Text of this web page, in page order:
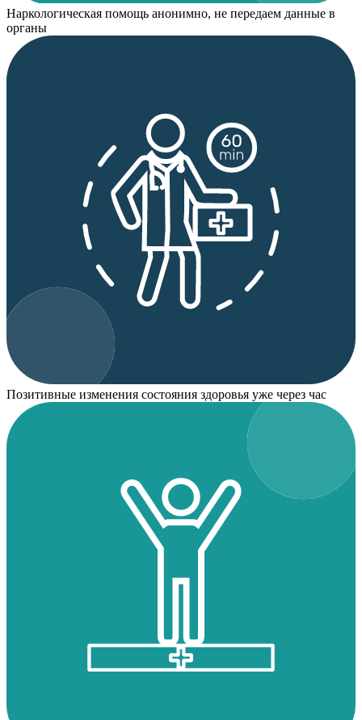
Наркологическая помощь анонимно, не передаем данные в
органы
Позитивные изменения состояния здоровья уже через час